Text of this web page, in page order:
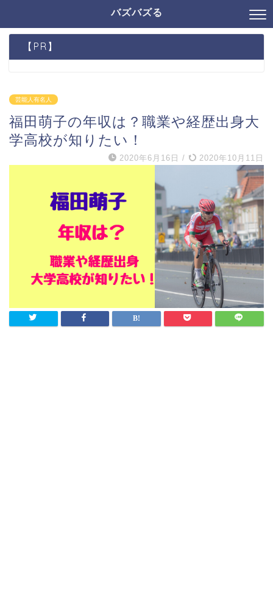
バズバズる
【PR】
芸能人有名人
福田萌子の年収は？職業や経歴出身大
学高校が知りたい！
2020年6月16日 / 2020年10月11日